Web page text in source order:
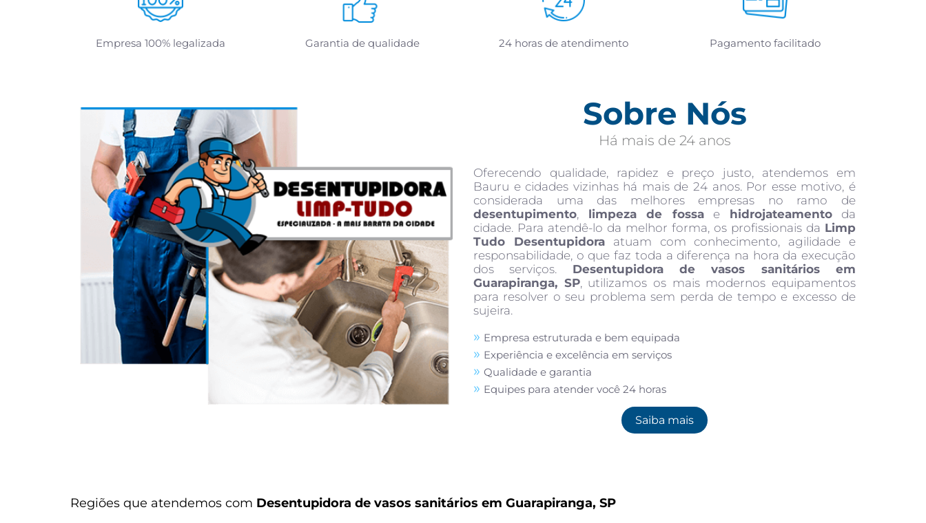
Empresa 100% legalizada Garantia de qualidade 24 horas de atendimento Pagamento facilitado
Sobre Nós
Há mais de 24 anos
Oferecendo qualidade, rapidez e preço justo, atendemos em
Bauru e cidades vizinhas há mais de 24 anos. Por esse motivo, é
considerada uma das melhores empresas no ramo de
desentupimento, limpeza de fossae hidrojateamentoda
cidade. Para atendê-lo da melhor forma, os profissionais da Limp
Tudo Desentupidoraatuam com conhecimento, agilidade e
responsabilidade, o que faz toda a diferença na hora da execução
dos serviços. Desentupidora de vasos sanitários em
Guarapiranga, SP, utilizamos os mais modernos equipamentos
para resolver o seu problema sem perda de tempo e excesso de
sujeira.
Empresa estruturada e bem equipada
Experiência e excelência em serviços
Qualidade e garantia
Equipes para atender você 24 horas
Saiba mais
Regiões que atendemos com Desentupidora de vasos sanitários em Guarapiranga, SP